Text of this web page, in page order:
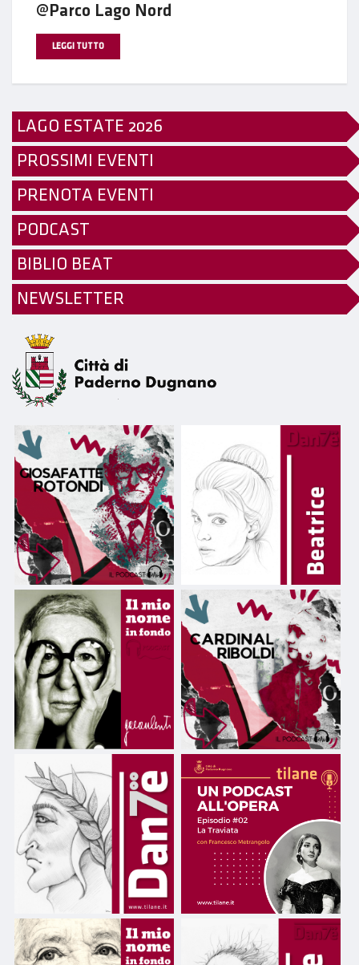
@Parco Lago Nord
LEGGI TUTTO
LAGO ESTATE 2026
PROSSIMI EVENTI
PRENOTA EVENTI
PODCAST
BIBLIO BEAT
NEWSLETTER